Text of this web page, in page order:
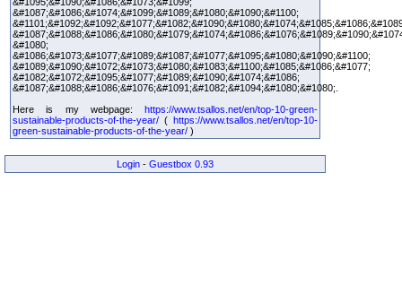
&#1087;&#1086;&#1074;&#1099;&#1089;&#1080;&#1090;&#1100;
&#1080;
&#1086;&#1073;&#1077;&#1089;&#1087;&#1077;&#1095;&#1080;&#1090;&#1100;
&#1089;&#1090;&#1072;&#1073;&#1080;&#1083;&#1100;&#1085;&#1086;&#1077;
&#1082;&#1072;&#1095;&#1077;&#1089;&#1090;&#1074;&#1086;
&#1087;&#1088;&#1086;&#1076;&#1091;&#1082;&#1094;&#1080;&#1080;.
Here is my webpage: https://www.tsallos.net/en/top-10-green-
sustainable-products-of-the-year/ ( https://www.tsallos.net/en/top-10-
green-sustainable-products-of-the-year/ )
Login - Guestbox 0.93